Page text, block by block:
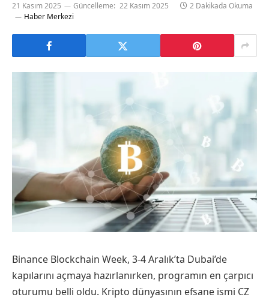
21 Kasım 2025 Güncelleme: 22 Kasım 2025
2 Dakikada Okuma
Haber Merkezi
Binance Blockchain Week, 3-4 Aralık’ta Dubai’de
kapılarını açmaya hazırlanırken, programın en çarpıcı
oturumu belli oldu. Kripto dünyasının efsane ismi CZ